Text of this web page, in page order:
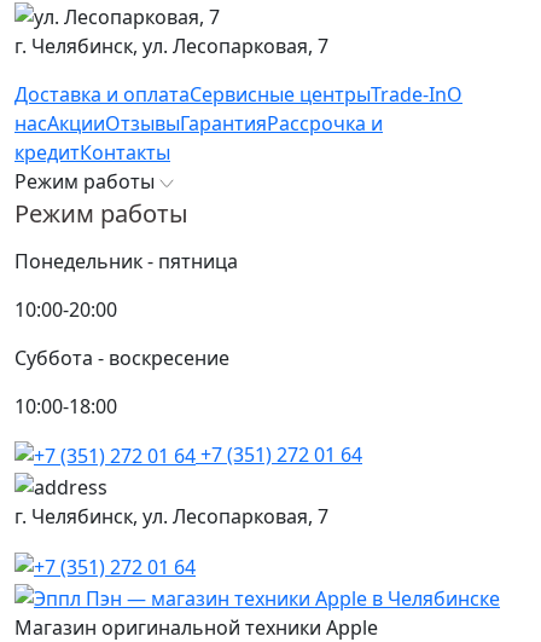
г. Челябинск, ул. Лесопарковая, 7
Доставка и оплатаСервисные центрыTrade-InО
насАкцииОтзывыГарантияРассрочка и
кредитКонтакты
Режим работы
Режим работы
Понедельник - пятница
10:00-20:00
Суббота - воскресение
10:00-18:00
+7 (351) 272 01 64
г. Челябинск, ул. Лесопарковая, 7
Магазин оригинальной техники Apple